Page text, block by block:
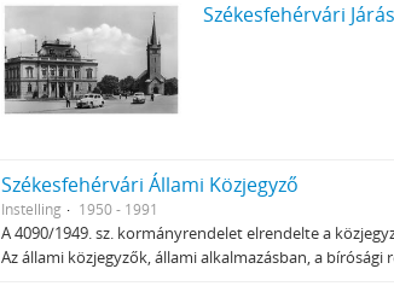
Székesfehérvári
Székesfehérvári Állami Közjegyző
Instelling 1950 - 1991
A 4090/1949. sz. kormányrendelet elrendelte a
Az állami közjegyzők, állami alkalmazásban, a